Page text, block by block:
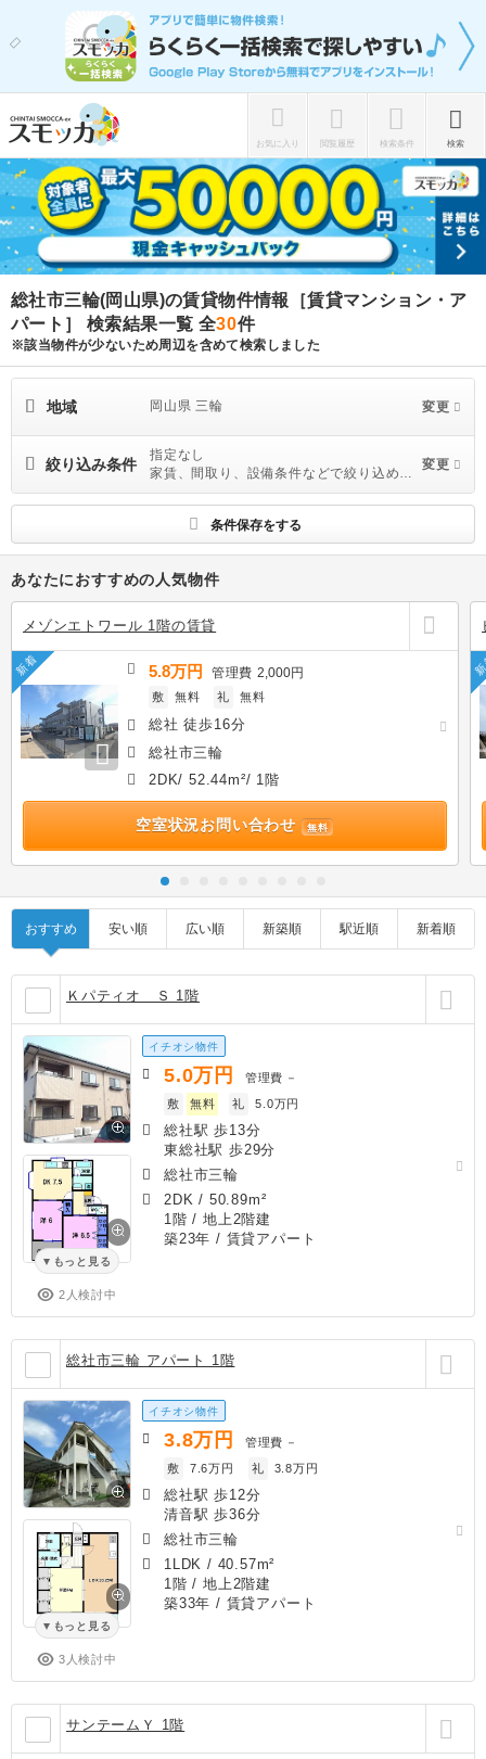
お気に入り 閲覧履歴 検索条件 検索
総社市三輪(岡山県)の賃貸物件情報［賃貸マンション・ア
パート］ 検索結果一覧 全30件
※該当物件が少ないため周辺を含めて検索しました
地域 岡山県 三輪 変更
絞り込み条件
指定なし
家賃、間取り、設備条件などで絞り込めま
す
変更
条件保存をする
あなたにおすすめの人気物件
メゾンエトワール 1階の賃貸
新着 5.8万円 管理費2,000円
敷 無料 礼 無料
総社 徒歩16分
総社市三輪
2DK/ 52.44m²/ 1階
空室状況お問い合わせ 無料
おすすめ 安い順 広い順 新築順 駅近順 新着順
Ｋパティオ Ｓ 1階
もっと見る
2人検討中
イチオシ物件
5.0万円 管理費 －
敷
無料 礼 5.0万円
総社駅 歩13分
東総社駅 歩29分
総社市三輪
2DK / 50.89m²
1階 / 地上2階建
築23年 / 賃貸アパート
総社市三輪 アパート 1階
もっと見る
3人検討中
イチオシ物件
3.8万円 管理費 －
敷
7.6万円 礼 3.8万円
総社駅 歩12分
清音駅 歩36分
総社市三輪
1LDK / 40.57m²
1階 / 地上2階建
築33年 / 賃貸アパート
サンテームＹ 1階